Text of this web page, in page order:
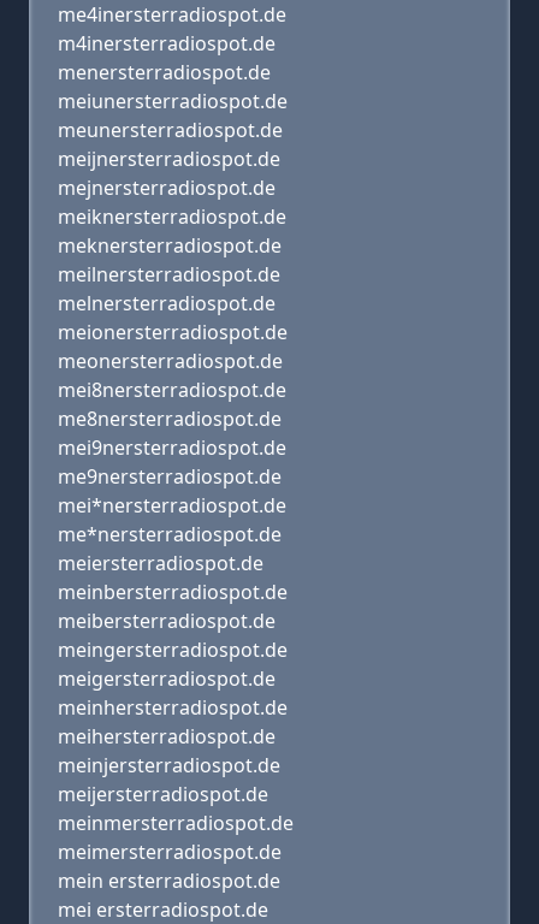
me4inersterradiospot.de
m4inersterradiospot.de
menersterradiospot.de
meiunersterradiospot.de
meunersterradiospot.de
meijnersterradiospot.de
mejnersterradiospot.de
meiknersterradiospot.de
meknersterradiospot.de
meilnersterradiospot.de
melnersterradiospot.de
meionersterradiospot.de
meonersterradiospot.de
mei8nersterradiospot.de
me8nersterradiospot.de
mei9nersterradiospot.de
me9nersterradiospot.de
mei*nersterradiospot.de
me*nersterradiospot.de
meiersterradiospot.de
meinbersterradiospot.de
meibersterradiospot.de
meingersterradiospot.de
meigersterradiospot.de
meinhersterradiospot.de
meihersterradiospot.de
meinjersterradiospot.de
meijersterradiospot.de
meinmersterradiospot.de
meimersterradiospot.de
mein ersterradiospot.de
mei ersterradiospot.de